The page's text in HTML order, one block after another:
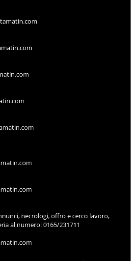
necrologi, offro e cerco lavoro,
al numero: 0165/231711